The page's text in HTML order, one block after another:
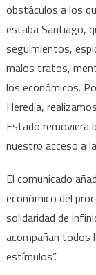
obstáculos a los
estaba Santiago,
seguimientos,
malos tratos,
los económicos.
Heredia,
Estado removiera
nuestro acceso a
El comunicado
económico del
solidaridad de
acompañan todos
estímulos”.